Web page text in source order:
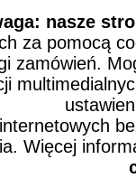
nasze
za pomocą
zamówień.
Więcej